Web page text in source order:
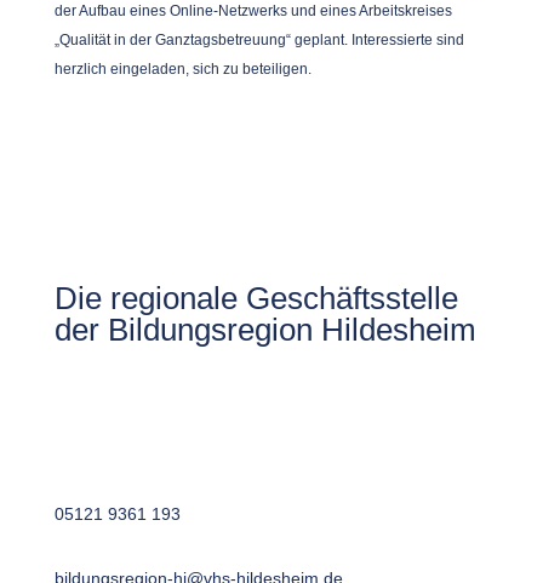
der Aufbau eines Online-Netzwerks und eines Arbeitskreises
„Qualität in der Ganztagsbetreuung“ geplant. Interessierte sind
herzlich eingeladen, sich zu beteiligen.
Die regionale Geschäftsstelle
der Bildungsregion Hildesheim
05121 9361 193
bildungsregion-hi@vhs-hildesheim.de